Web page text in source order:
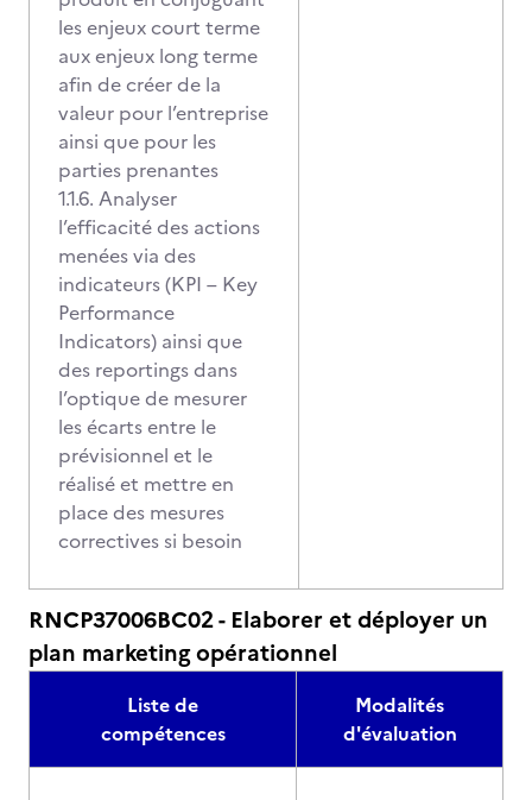
les enjeux court terme
aux enjeux long terme
afin de créer de la
valeur pour l’entreprise
ainsi que pour les
parties prenantes
1.1.6. Analyser
l’efficacité des actions
menées via des
indicateurs (KPI – Key
Performance
Indicators) ainsi que
des reportings dans
l’optique de mesurer
les écarts entre le
prévisionnel et le
réalisé et mettre en
place des mesures
correctives si besoin
RNCP37006BC02 - Elaborer et déployer un
plan marketing opérationnel
Liste de
compétences
Modalités
d'évaluation